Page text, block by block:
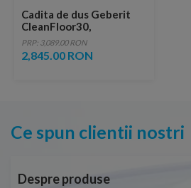
Cadita de dus Geberit
CleanFloor30,
100x80x3.5 cm, alba mat
PRP: 3,089.00 RON
2,845.00 RON
Ce spun clientii nostri
Despre produse